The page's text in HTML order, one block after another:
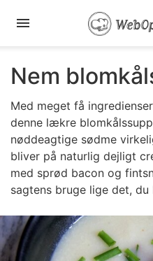
Nem
Med meget få
denne lækre
nøddeagtige sødme
bliver på naturlig dejligt
med sprød bacon og
sagtens bruge lige det,